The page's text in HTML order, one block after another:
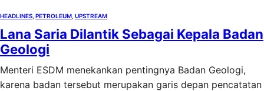
HEADLINES PETROLEUM UPSTREAM
Lana Saria Dilantik Sebagai Kepala Badan
Geologi
Menteri ESDM menekankan pentingnya Badan Geologi,
karena badan tersebut merupakan garis depan pencatatan